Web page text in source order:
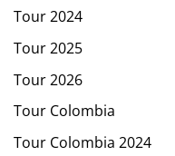
Tour 2024
Tour 2025
Tour 2026
Tour Colombia
Tour Colombia 2024